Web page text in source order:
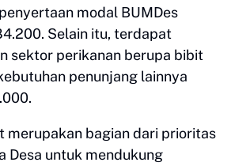
modal BUMDes
Selain itu, terdapat
sektor perikanan berupa bibit
penunjang lainnya
merupakan bagian dari prioritas
Desa untuk mendukung